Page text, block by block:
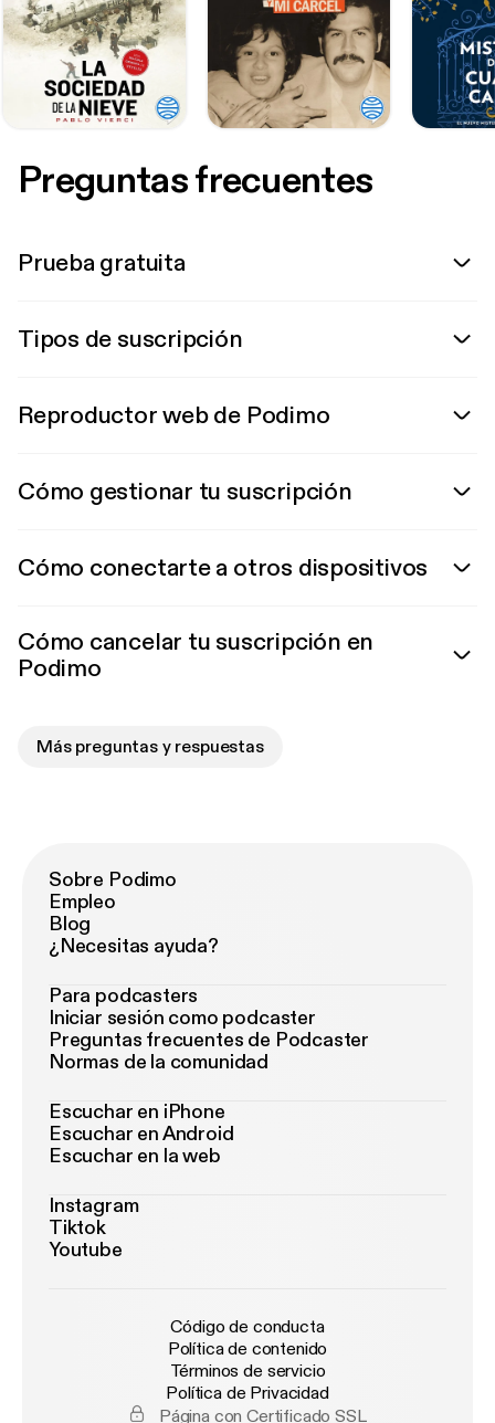
Preguntas frecuentes
Prueba gratuita
Tipos de suscripción
Reproductor web de Podimo
Cómo gestionar tu suscripción
Cómo conectarte a otros dispositivos
Cómo cancelar tu suscripción en
Podimo
Más preguntas y respuestas
Sobre Podimo
Empleo
Blog
¿Necesitas ayuda?
Para podcasters
Iniciar sesión como podcaster
Preguntas frecuentes de Podcaster
Normas de la comunidad
Escuchar en iPhone
Escuchar en Android
Escuchar en la web
Instagram
Tiktok
Youtube
Código de conducta
Política de contenido
Términos de servicio
Política de Privacidad
Página con Certificado SSL